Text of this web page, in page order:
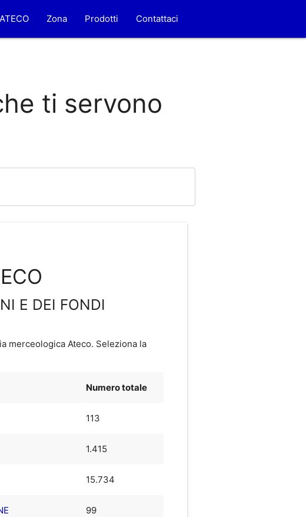
ATECO Zona Prodotti Contattaci
ti servono
E DEI FONDI
merceologica Ateco. Seleziona la
Numero totale
113
1.415
15.734
99